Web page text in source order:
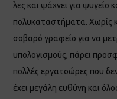
λες και ψάχνει για ψυγείο
πολυκαταστήματα. Χωρίς
σοβαρό γραφείο για να
υπολογισμούς, πάρει
πολλές εργατοώρες που
έχει μεγάλη ευθύνη και